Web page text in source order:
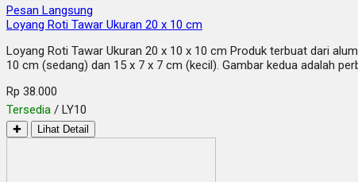
Pesan Langsung
Loyang Roti Tawar Ukuran 20 x 10 cm
Loyang Roti Tawar Ukuran 20 x 10 x 10 cm Produk terbuat dari
10 cm (sedang) dan 15 x 7 x 7 cm (kecil). Gambar kedua adalah
Rp 38.000
Tersedia / LY10
✚ Lihat Detail